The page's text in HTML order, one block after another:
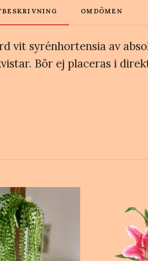
OMDÖMEN
vit syrénhortensia av
Bör ej placeras i